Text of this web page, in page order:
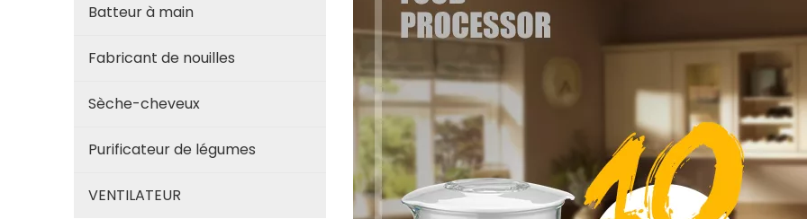
Batteur à main
Fabricant de nouilles
Sèche-cheveux
Purificateur de légumes
VENTILATEUR